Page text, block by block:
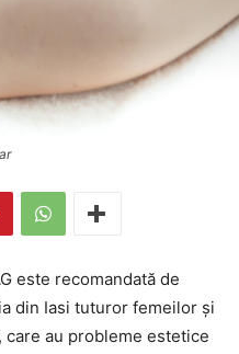
este recomandată de
din Iasi tuturor femeilor și
au probleme estetice